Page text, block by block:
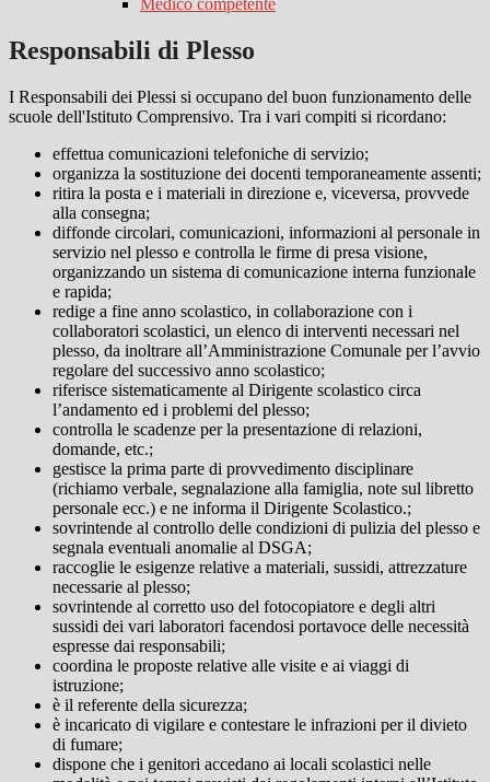
Medico competente
Responsabili di Plesso
I Responsabili dei Plessi si occupano del buon funzionamento delle
scuole dell'Istituto Comprensivo. Tra i vari compiti si ricordano:
effettua comunicazioni telefoniche di servizio;
organizza la sostituzione dei docenti temporaneamente assenti;
ritira la posta e i materiali in direzione e, viceversa, provvede
alla consegna;
diffonde circolari, comunicazioni, informazioni al personale in
servizio nel plesso e controlla le firme di presa visione,
organizzando un sistema di comunicazione interna funzionale
e rapida;
redige a fine anno scolastico, in collaborazione con i
collaboratori scolastici, un elenco di interventi necessari nel
plesso, da inoltrare all’Amministrazione Comunale per l’avvio
regolare del successivo anno scolastico;
riferisce sistematicamente al Dirigente scolastico circa
l’andamento ed i problemi del plesso;
controlla le scadenze per la presentazione di relazioni,
domande, etc.;
gestisce la prima parte di provvedimento disciplinare
(richiamo verbale, segnalazione alla famiglia, note sul libretto
personale ecc.) e ne informa il Dirigente Scolastico.;
sovrintende al controllo delle condizioni di pulizia del plesso e
segnala eventuali anomalie al DSGA;
raccoglie le esigenze relative a materiali, sussidi, attrezzature
necessarie al plesso;
sovrintende al corretto uso del fotocopiatore e degli altri
sussidi dei vari laboratori facendosi portavoce delle necessità
espresse dai responsabili;
coordina le proposte relative alle visite e ai viaggi di
istruzione;
è il referente della sicurezza;
è incaricato di vigilare e contestare le infrazioni per il divieto
di fumare;
dispone che i genitori accedano ai locali scolastici nelle